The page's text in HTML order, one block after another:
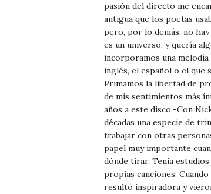
pasión del directo me
antigua que los poetas
pero, por lo demás, no
es un universo, y quería
incorporamos una melodía
inglés, el español o el que
Primamos la libertad de
de mis sentimientos más
años a este disco.-Con
décadas una especie de
trabajar con otras
papel muy importante
dónde tirar. Tenía
propias canciones.
resultó inspiradora y